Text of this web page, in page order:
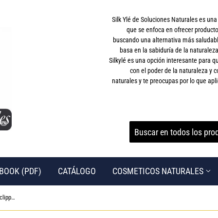
Silk Ylé de Soluciones Naturales es
que se enfoca en ofrecer
buscando una alternativa más
basa en la sabiduría de la
Silkylé es una opción interesante para
con el poder de la naturaleza y
naturales y te preocupas por lo que
(PDF) CATÁLOGO COSMETICOS NATURALES
▶ Victorinox 8.2055.CB Swiss Army Nail clippers with nail file, stainless, in Blister